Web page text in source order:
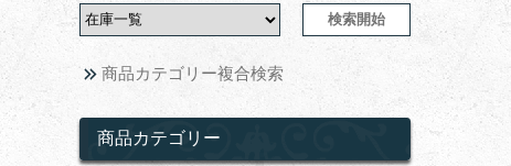
商品カテゴリー複合検索
商品カテゴリー